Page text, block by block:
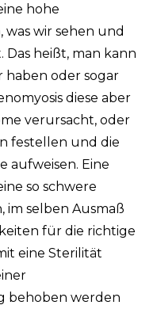
hohe
wir sehen und
heißt, man kann
oder sogar
diese aber
verursacht, oder
festellen und die
aufweisen. Eine
so schwere
selben Ausmaß
für die richtige
eine Sterilität
behoben werden